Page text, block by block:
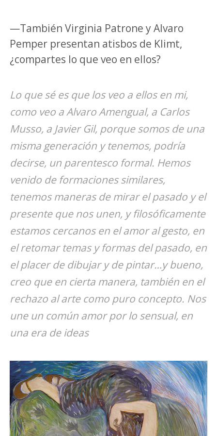
—También Virginia Patrone y Alvaro
Pemper presentan atisbos de Klimt,
¿compartes lo que veo en ellos?
Lo que sé es que los veo a ellos en mi,
como veo a Alvaro Amengual, a Carlos
Musso, a Javier Gil, porque somos de una
misma generación y tenemos, podría
decirse, un parentesco formal. Hemos
venido de formaciones similares,
tenemos maneras de mirar el pasado y el
presente que nos unen, y filosóficamente
estamos cercanos en el amor al gesto, en
el retomar temas y formas del pasado, en
el placer de dibujar y de pintar…y bueno,
creo que en cierta manera, también en el
rechazo al arte como puro concepto. Nos
une un común amor por lo sensual, en
una era de ideas